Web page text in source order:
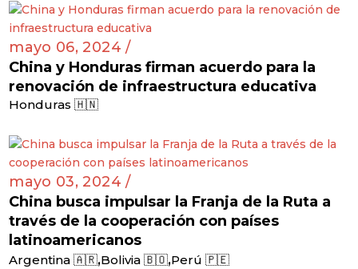
mayo 06, 2024 /
China y Honduras firman acuerdo para la
renovación de infraestructura educativa
Honduras 🇭🇳
mayo 03, 2024 /
China busca impulsar la Franja de la Ruta a
través de la cooperación con países
latinoamericanos
Argentina 🇦🇷,Bolivia 🇧🇴,Perú 🇵🇪